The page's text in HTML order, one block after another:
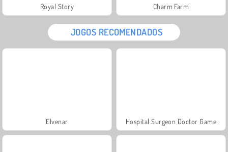
Royal Story Charm Farm
JOGOS RECOMENDADOS
Elvenar Hospital Surgeon Doctor Game